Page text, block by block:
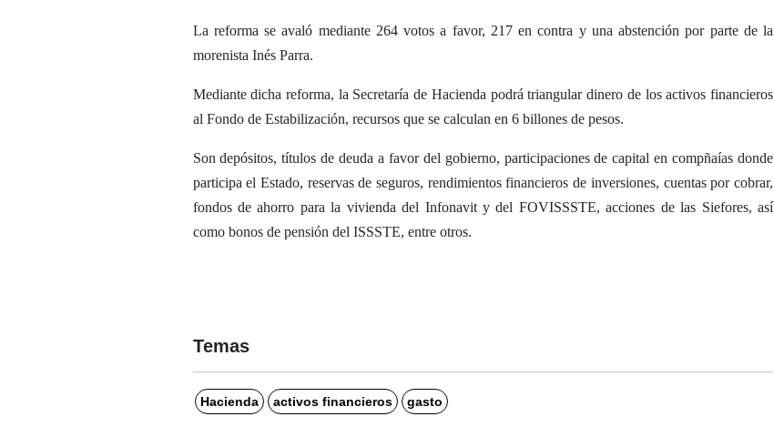
La reforma se avaló mediante 264 votos a favor, 217 en contra y una abstención por parte de la
morenista Inés Parra.
Mediante dicha reforma, la Secretaría de Hacienda podrá triangular dinero de los activos financieros
al Fondo de Estabilización, recursos que se calculan en 6 billones de pesos.
Son depósitos, títulos de deuda a favor del gobierno, participaciones de capital en compñaías donde
participa el Estado, reservas de seguros, rendimientos financieros de inversiones, cuentas por cobrar,
fondos de ahorro para la vivienda del Infonavit y del FOVISSSTE, acciones de las Siefores, así
como bonos de pensión del ISSSTE, entre otros.
Temas
Hacienda activos financieros gasto